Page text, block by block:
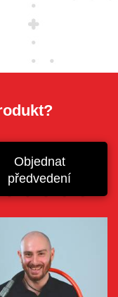
Objednat
předvedení